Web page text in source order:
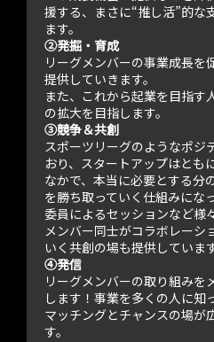
援する、まさに“推し活”的な
ます。
②発掘・育成
リーグメンバーの事業成長を
提供していきます。
また、これから起業を目指す
の拡大を目指します。
③競争＆共創
スポーツリーグのようなポジ
おり、スタートアップはとも
なかで、本当に必要とする分
を勝ち取っていく仕組みにな
委員によるセッションなど様
メンバー同士がコラボレーシ
いく共創の場も提供しています
④発信
リーグメンバーの取り組みを
します！事業を多くの人に知
マッチングとチャンスの場が
す。